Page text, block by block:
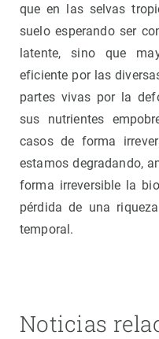
que en las selvas
suelo esperando ser
latente, sino que
eficiente por las
partes vivas por la
sus nutrientes
casos de forma
estamos degradando,
forma irreversible la
pérdida de una
temporal.
Noticias